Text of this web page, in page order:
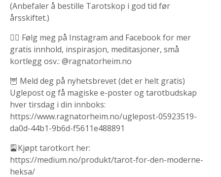
(Anbefaler å bestille Tarotskop i god tid før
årsskiftet.)
👍🏻 Følg meg på Instagram and Facebook for mer
gratis innhold, inspirasjon, meditasjoner, små
kortlegg osv.: @ragnatorheim.no
🦉 Meld deg på nyhetsbrevet (det er helt gratis)
Uglepost og få magiske e-poster og tarotbudskap
hver tirsdag i din innboks:
https://www.ragnatorheim.no/uglepost-05923519-
da0d-44b1-9b6d-f5611e488891
🎴Kjøpt tarotkort her:
https://medium.no/produkt/tarot-for-den-moderne-
heksa/